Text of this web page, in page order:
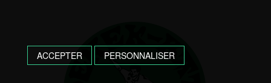
ACCEPTER PERSONNALISER